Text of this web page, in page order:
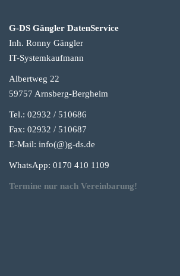
G-DS Gängler DatenService
Inh. Ronny Gängler
IT-Systemkaufmann
Albertweg 22
59757 Arnsberg-Bergheim
Tel.: 02932 / 510686
Fax: 02932 / 510687
E-Mail: info(@)g-ds.de
WhatsApp: 0170 410 1109
Termine nur nach Vereinbarung!